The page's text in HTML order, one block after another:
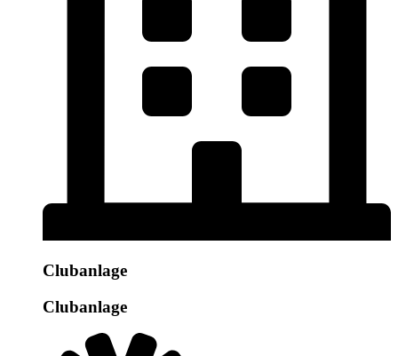
Clubanlage
Clubanlage